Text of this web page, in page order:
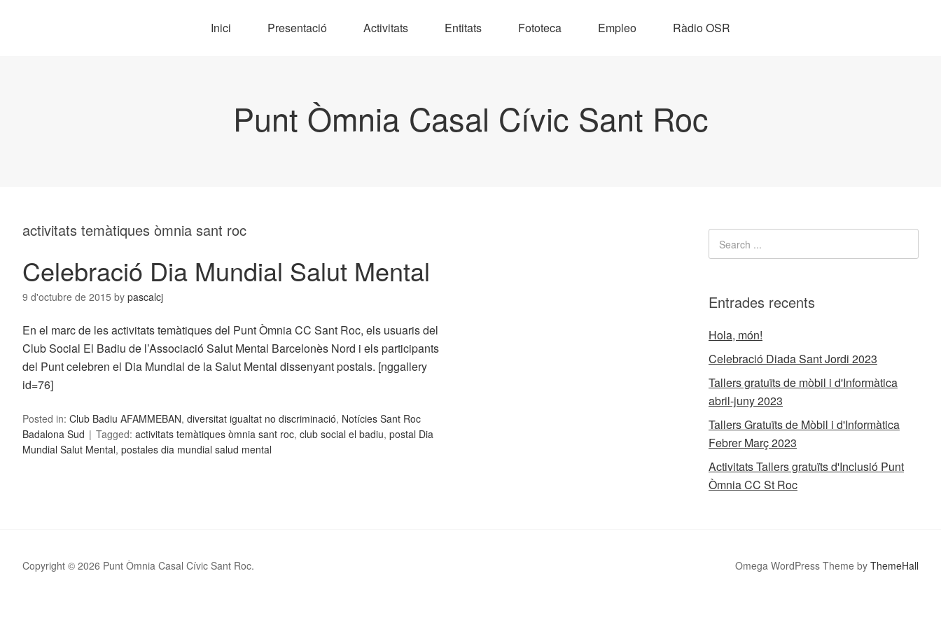
Inici Presentació Activitats Entitats Fototeca Empleo Ràdio OSR
Punt Òmnia Casal Cívic Sant Roc
activitats temàtiques òmnia sant roc
Celebració Dia Mundial Salut Mental
9 d'octubre de 2015 by pascalcj
En el marc de les activitats temàtiques del Punt Òmnia CC Sant Roc, els usuaris del
Club Social El Badiu de l’Associació Salut Mental Barcelonès Nord i els participants
del Punt celebren el Dia Mundial de la Salut Mental dissenyant postals. [nggallery
id=76]
Posted in: Club Badiu AFAMMEBAN, diversitat igualtat no discriminació, Notícies Sant Roc
Badalona Sud
Tagged: activitats temàtiques òmnia sant roc, club social el badiu, postal Dia
Mundial Salut Mental, postales dia mundial salud mental
Entrades recents
Hola, món!
Celebració Diada Sant Jordi 2023
Tallers gratuïts de mòbil i d'Informàtica
abril-juny 2023
Tallers Gratuïts de Mòbil i d'Informàtica
Febrer Març 2023
Activitats Tallers gratuïts d'Inclusió Punt
Òmnia CC St Roc
Copyright © 2026 Punt Òmnia Casal Cívic Sant Roc. Omega WordPress Theme by ThemeHall